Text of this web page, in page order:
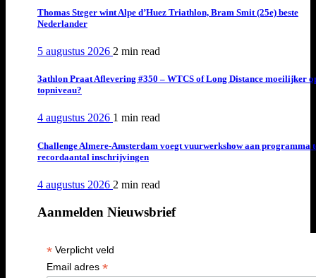
Thomas Steger wint Alpe d’Huez Triathlon, Bram Smit (25e) beste
Nederlander
5 augustus 2026 2 min read
3athlon Praat Aflevering #350 – WTCS of Long Distance moeilijker
topniveau?
4 augustus 2026 1 min read
Challenge Almere-Amsterdam voegt vuurwerkshow aan programma
recordaantal inschrijvingen
4 augustus 2026 2 min read
Aanmelden Nieuwsbrief
*Verplicht veld
Email adres *